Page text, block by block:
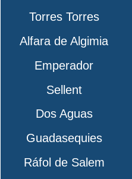
Torres Torres
Alfara de Algimia
Emperador
Sellent
Dos Aguas
Guadasequies
Ráfol de Salem